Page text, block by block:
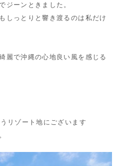
ジーンときました。
しっとりと響き渡るのは私だけ
麗で沖縄の心地良い風を感じる
リゾート地にございます